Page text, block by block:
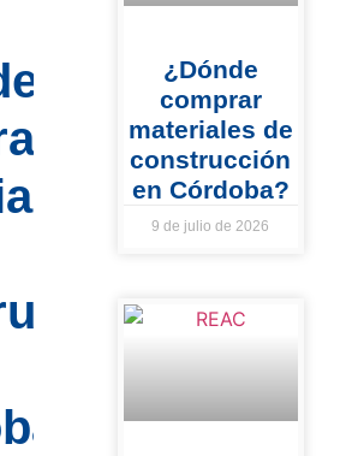
¿Dónde
comprar
materiales de
construcción
en Córdoba?
9 de julio de 2026